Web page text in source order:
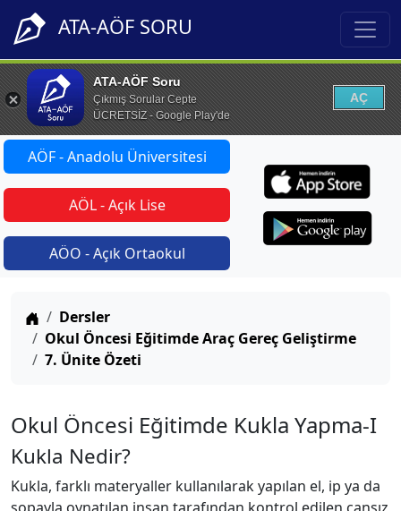
ATA-AÖF SORU
ATA-AÖF Soru
Çıkmış Sorular Cepte
ÜCRETSİZ - Google Play'de
AÇ
AÖF - Anadolu Üniversitesi
AÖL - Açık Lise
AÖO - Açık Ortaokul
Anasayfa
Dersler
Okul Öncesi Eğitimde Araç Gereç Geliştirme
7. Ünite Özeti
Okul Öncesi Eğitimde Kukla Yapma-I
Kukla Nedir?
Kukla, farklı materyaller kullanılarak yapılan el, ip ya da